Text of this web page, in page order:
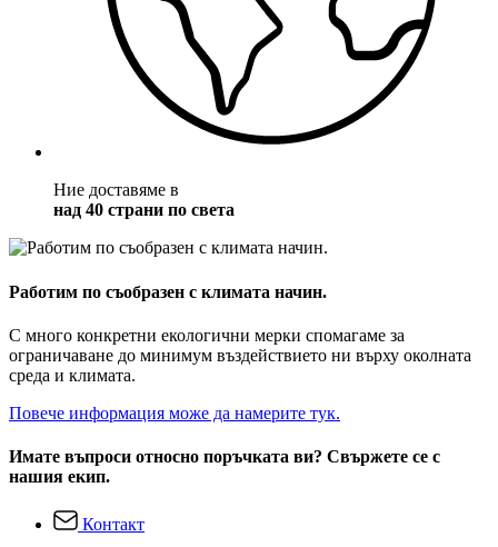
Ние доставяме в
над 40 страни по света
Работим по съобразен с климата начин.
С много конкретни екологични мерки спомагаме за
ограничаване до минимум въздействието ни върху околната
среда и климата.
Повече информация може да намерите тук.
Имате въпроси относно поръчката ви? Свържете се с
нашия екип.
Контакт